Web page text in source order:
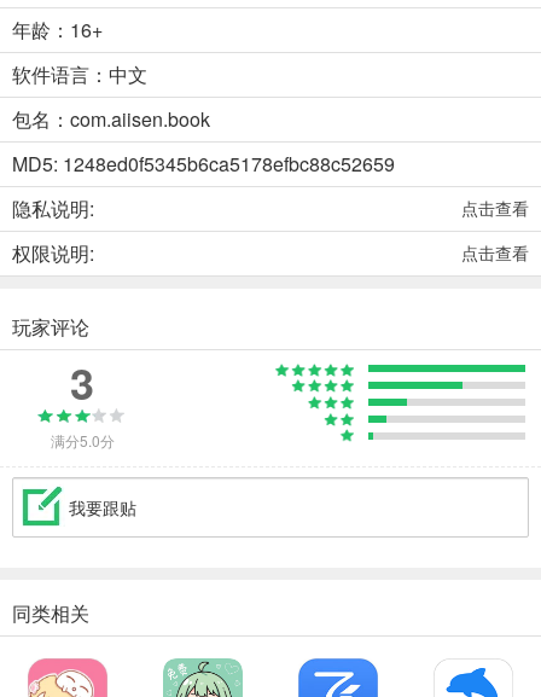
年龄：16+
软件语言：中文
包名：com.aiisen.book
MD5: 1248ed0f5345b6ca5178efbc88c52659
隐私说明:
点击查看
权限说明: 点击查看
玩家评论
3
满分5.0分
我要跟贴
同类相关